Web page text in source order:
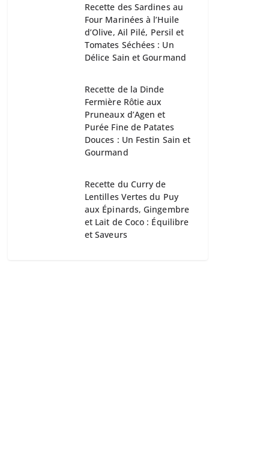
Recette des Sardines au
Four Marinées à l’Huile
d’Olive, Ail Pilé, Persil et
Tomates Séchées : Un
Délice Sain et Gourmand
Recette de la Dinde
Fermière Rôtie aux
Pruneaux d’Agen et
Purée Fine de Patates
Douces : Un Festin Sain et
Gourmand
Recette du Curry de
Lentilles Vertes du Puy
aux Épinards, Gingembre
et Lait de Coco : Équilibre
et Saveurs